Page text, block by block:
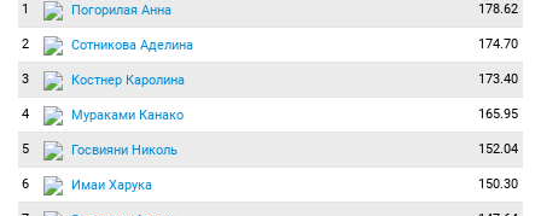
1 Погорилая Анна 178.62
2 Сотникова Аделина 174.70
3 Костнер Каролина 173.40
4 Мураками Канако 165.95
5 Госвияни Николь 152.04
6 Имаи Харука 150.30